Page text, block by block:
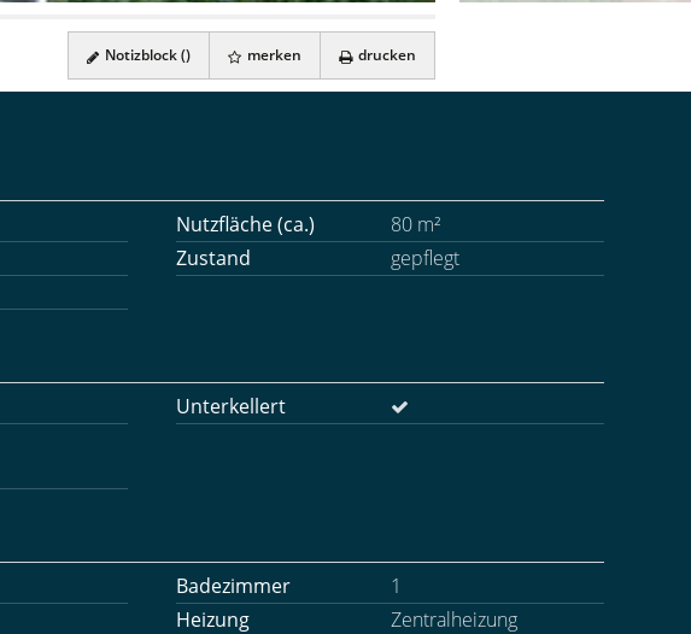
Notizblock () merken drucken
Nutzfläche (ca.)
80 m²
Zustand
gepflegt
Unterkellert
Badezimmer
1
Heizung Zentralheizung